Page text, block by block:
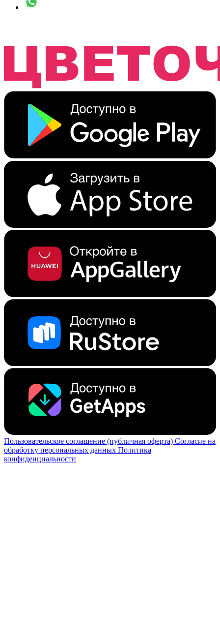
Пользовательское соглашение (публичная оферта) Согласие на
обработку персональных данных Политика
конфиденциальности